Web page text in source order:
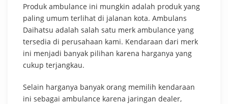
Produk ambulance ini mungkin adalah produk yang
paling umum terlihat di jalanan kota. Ambulans
Daihatsu adalah salah satu merk ambulance yang
tersedia di perusahaan kami. Kendaraan dari merk
ini menjadi banyak pilihan karena harganya yang
cukup terjangkau.
Selain harganya banyak orang memilih kendaraan
ini sebagai ambulance karena jaringan dealer,